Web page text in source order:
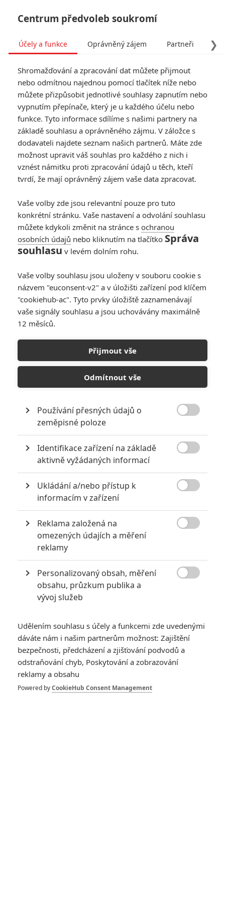
Tag: Fateh
ČLÁNKY FILMY(0) OSOBY(0) VIDEA (0)
Fateh: Indická
variace na Johna
Wicka je zatraceně
Anarvin | 06.01.2025 17:30
RECENZE FILMŮ
10
Schnirch nebarví hnus českých dějin
narůžovo
5
Recenze: Záhada strašidelného
zámku úroveň štědrovečerních
8 Recenze: Občanská válka
6
Recenze: Godzilla x Kong: Nové
impérium
8 Recenze: Opičí muž
POSLEDNÍ KOMENTOVANÉ
3ČLÁNEK | 01.08.2026 16:40
Marvel nečekaně zrušil již schválené pokračování
1 ČLÁNEK | 30.07.2026 20:14
Děti krve a kostí: Regulérní trailer představuje akční fantasy
dobrodružství s vůní Afriky
1ČLÁNEK | 30.07.2026 12:31
Spider-Man: Zbrusu nový den – Podle recenzí máme čekat
překvapivě emotivní a osobní film
Centrum předvoleb soukromí
❯
Účely a funkce Oprávněný zájem Partneři
Shromažďování a zpracování dat můžete přijmout
nebo odmítnou najednou pomocí tlačítek níže nebo
můžete přizpůsobit jednotlivé souhlasy zapnutím nebo
vypnutím přepínače, který je u každého účelu nebo
funkce. Tyto informace sdílíme s našimi partnery na
základě souhlasu a oprávněného zájmu. V záložce s
dodavateli najdete seznam našich partnerů. Máte zde
možnost upravit váš souhlas pro každého z nich i
vznést námitku proti zpracování údajů u těch, kteří
tvrdí, že mají oprávněný zájem vaše data zpracovat.
Vaše volby zde jsou relevantní pouze pro tuto
konkrétní stránku. Vaše nastavení a odvolání souhlasu
můžete kdykoli změnit na stránce s ochranou
osobních údajů nebo kliknutím na tlačítko Správa
souhlasu v levém dolním rohu.
Vaše volby souhlasu jsou uloženy v souboru cookie s
názvem "euconsent-v2" a v úložišti zařízení pod klíčem
"cookiehub-ac". Tyto prvky úložiště zaznamenávají
vaše signály souhlasu a jsou uchovávány maximálně
12 měsíců.
Přijmout vše
Odmítnout vše
Používání přesných údajů o
zeměpisné poloze
Identifikace zařízení na základě
aktivně vyžádaných informací
Ukládání a/nebo přístup k
informacím v zařízení
Reklama založená na
omezených údajích a měření
reklamy
Personalizovaný obsah, měření
obsahu, průzkum publika a
vývoj služeb
Udělením souhlasu s účely a funkcemi zde uvedenými
dáváte nám i našim partnerům možnost: Zajištění
bezpečnosti, předcházení a zjišťování podvodů a
odstraňování chyb, Poskytování a zobrazování
reklamy a obsahu
Powered byCookieHub Consent Management